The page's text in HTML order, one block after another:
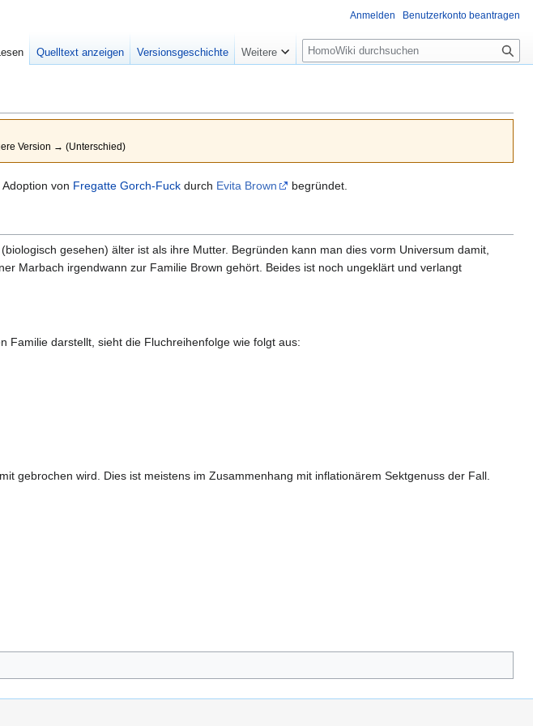
Version → (Unterschied)
von Fregatte Gorch-Fuck durch Evita Brown begründet.
gesehen) älter ist als ihre Mutter. Begründen kann man dies vorm Universum damit,
Marbach irgendwann zur Familie Brown gehört. Beides ist noch ungeklärt und verlangt
Familie darstellt, sieht die Fluchreihenfolge wie folgt aus:
gebrochen wird. Dies ist meistens im Zusammenhang mit inflationärem Sektgenuss der Fall.
Anmelden Benutzerkonto beantragen
Quelltext anzeigen Versionsgeschichte Weitere
Suche